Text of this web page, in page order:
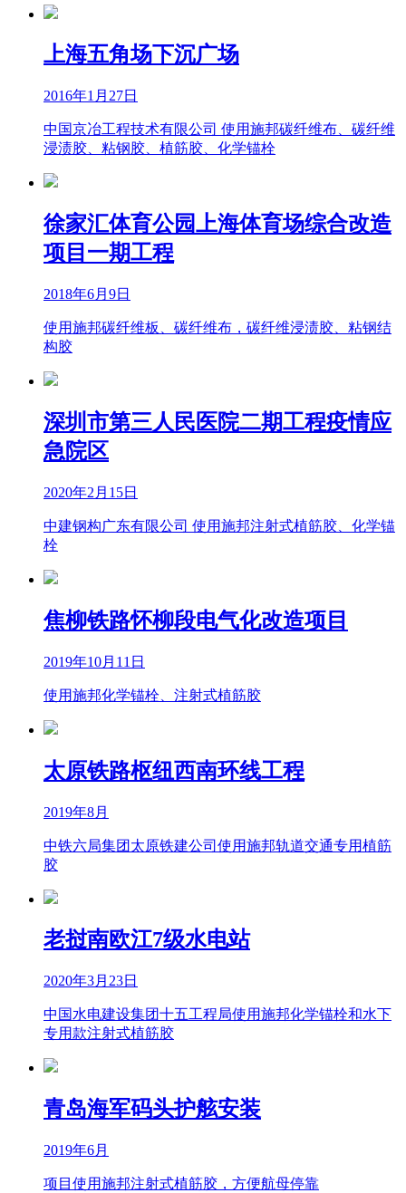
上海五角场下沉广场
2016年1月27日
中国京冶工程技术有限公司 使用施邦碳纤维布、碳纤维
浸渍胶、粘钢胶、植筋胶、化学锚栓
徐家汇体育公园上海体育场综合改造
项目一期工程
2018年6月9日
使用施邦碳纤维板、碳纤维布，碳纤维浸渍胶、粘钢结
构胶
深圳市第三人民医院二期工程疫情应
急院区
2020年2月15日
中建钢构广东有限公司 使用施邦注射式植筋胶、化学锚
栓
焦柳铁路怀柳段电气化改造项目
2019年10月11日
使用施邦化学锚栓、注射式植筋胶
太原铁路枢纽西南环线工程
2019年8月
中铁六局集团太原铁建公司使用施邦轨道交通专用植筋
胶
老挝南欧江7级水电站
2020年3月23日
中国水电建设集团十五工程局使用施邦化学锚栓和水下
专用款注射式植筋胶
青岛海军码头护舷安装
2019年6月
项目使用施邦注射式植筋胶，方便航母停靠